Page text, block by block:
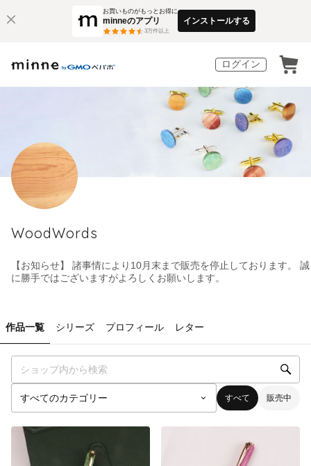
お買いものがもっとお得に
minneのアプリ
3万件以上
インストールする
ログイン
WoodWords
【お知らせ】 諸事情により10月末まで販売を停止しております。 誠
に勝手ではございますがよろしくお願いします。
作品一覧 シリーズ プロフィール レター
すべて 販売中